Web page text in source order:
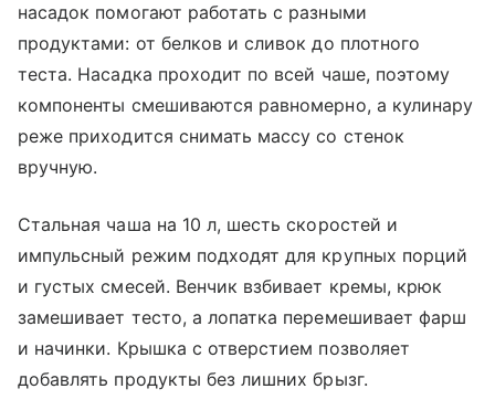
насадок помогают работать с разными
продуктами: от белков и сливок до плотного
теста. Насадка проходит по всей чаше, поэтому
компоненты смешиваются равномерно, а кулинару
реже приходится снимать массу со стенок
вручную.
Стальная чаша на 10 л, шесть скоростей и
импульсный режим подходят для крупных порций
и густых смесей. Венчик взбивает кремы, крюк
замешивает тесто, а лопатка перемешивает фарш
и начинки. Крышка с отверстием позволяет
добавлять продукты без лишних брызг.